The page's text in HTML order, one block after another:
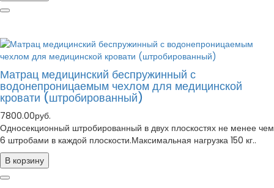
Матрац медицинский беспружинный с
водонепроницаемым чехлом для медицинской
кровати (штробированный)
7800.00руб.
Односекционный штробированный в двух плоскостях не менее чем
6 штробами в каждой плоскости.Максимальная нагрузка 150 кг..
В корзину